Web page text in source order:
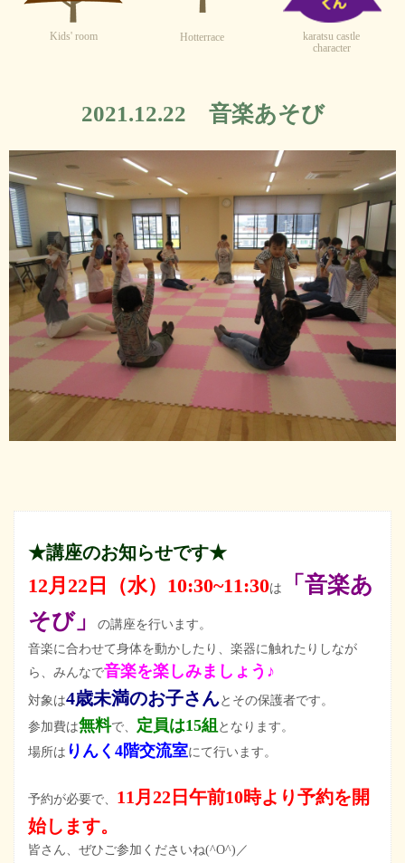
Kids' room Hotterrace
karatsu castle
character
2021.12.22 音楽あそび
★講座のお知らせです★
12月22日（水）10:30~11:30は
「音楽あ
そび」
の講座を行います。
音楽に合わせて身体を動かしたり、楽器に触れたりしなが
ら、みんなで音楽を楽しみましょう♪
対象は4歳未満のお子さんとその保護者です。
参加費は無料で、 定員は15組 となります。
場所は りんく4階交流室にて行います。
予約が必要で、 11月22日午前10時より予約を開
始します。
皆さん、ぜひご参加くださいね(^O^)／